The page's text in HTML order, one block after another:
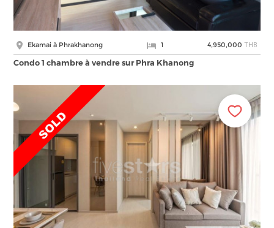
Ekamai à Phrakhanong 1 4,950,000 THB
Condo 1 chambre à vendre sur Phra Khanong